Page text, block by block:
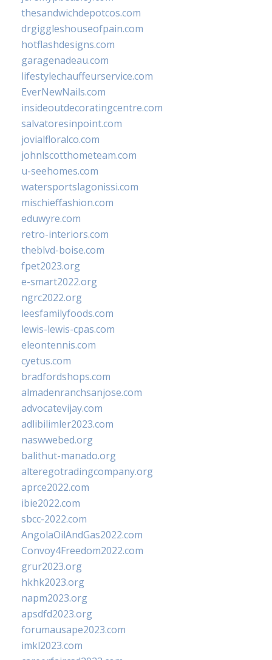
thesandwichdepotcos.com
drgiggleshouseofpain.com
hotflashdesigns.com
garagenadeau.com
lifestylechauffeurservice.com
EverNewNails.com
insideoutdecoratingcentre.com
salvatoresinpoint.com
jovialfloralco.com
johnlscotthometeam.com
u-seehomes.com
watersportslagonissi.com
mischieffashion.com
eduwyre.com
retro-interiors.com
theblvd-boise.com
fpet2023.org
e-smart2022.org
ngrc2022.org
leesfamilyfoods.com
lewis-lewis-cpas.com
eleontennis.com
cyetus.com
bradfordshops.com
almadenranchsanjose.com
advocatevijay.com
adlibilimler2023.com
naswwebed.org
balithut-manado.org
alteregotradingcompany.org
aprce2022.com
ibie2022.com
sbcc-2022.com
AngolaOilAndGas2022.com
Convoy4Freedom2022.com
grur2023.org
hkhk2023.org
napm2023.org
apsdfd2023.org
forumausape2023.com
imkl2023.com